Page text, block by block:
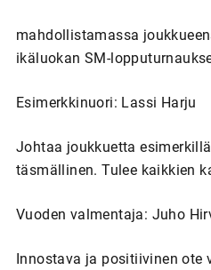
mahdollistamassa
ikäluokan SM-
Esimerkkinuori: Lassi Harju
Johtaa joukkuetta
täsmällinen. Tulee kaikkien
Vuoden valmentaja: Juho
Innostava ja positiivinen ote